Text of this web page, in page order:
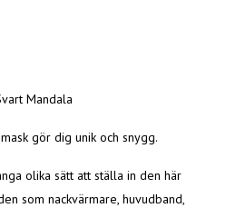
Mandala
mask gör dig unik och snygg.
olika sätt att ställa in den här
som nackvärmare, huvudband,